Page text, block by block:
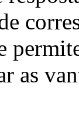
as